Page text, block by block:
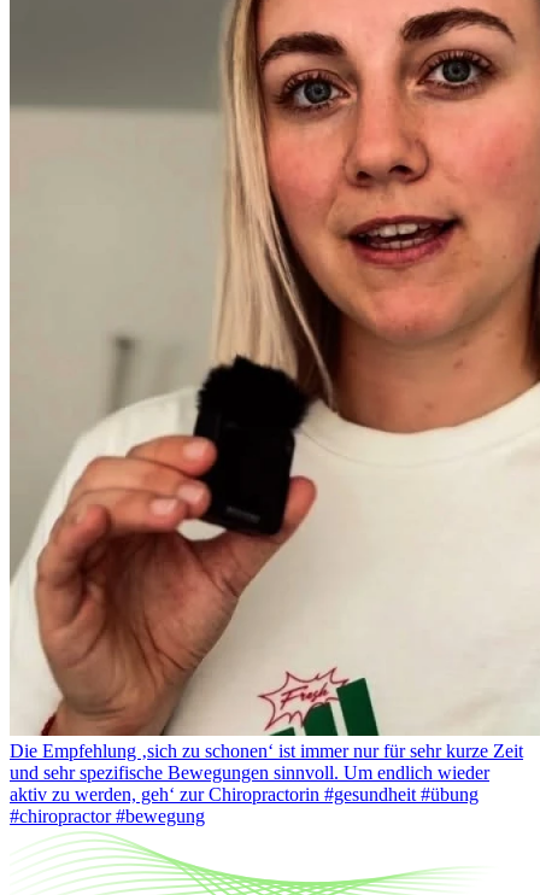
Die Empfehlung ‚sich zu schonen‘ ist immer nur für sehr kurze Zeit
und sehr spezifische Bewegungen sinnvoll. Um endlich wieder
aktiv zu werden, geh‘ zur Chiropractorin #gesundheit #übung
#chiropractor #bewegung